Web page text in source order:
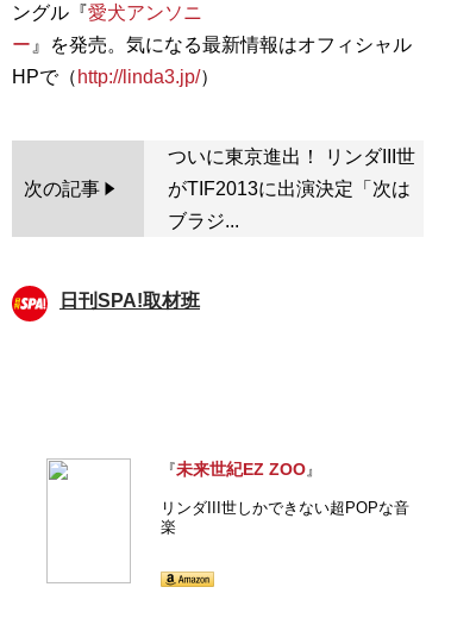
ングル『愛犬アンソニ
ー 』を発売。気になる最新情報はオフィシャル
HPで（ http://linda3.jp/
次の記事
ついに東京進出！ リンダIII世
がTIF2013に出演決定「次は
ブラジ...
日刊SPA!取材班
『未来世紀EZ ZOO』
リンダIII世しかできない超POPな音
楽